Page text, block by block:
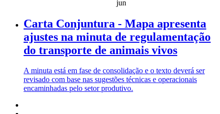
jun
Carta Conjuntura - Mapa apresenta
ajustes na minuta de regulamentação
do transporte de animais vivos
A minuta está em fase de consolidação e o texto deverá ser
revisado com base nas sugestões técnicas e operacionais
encaminhadas pelo setor produtivo.